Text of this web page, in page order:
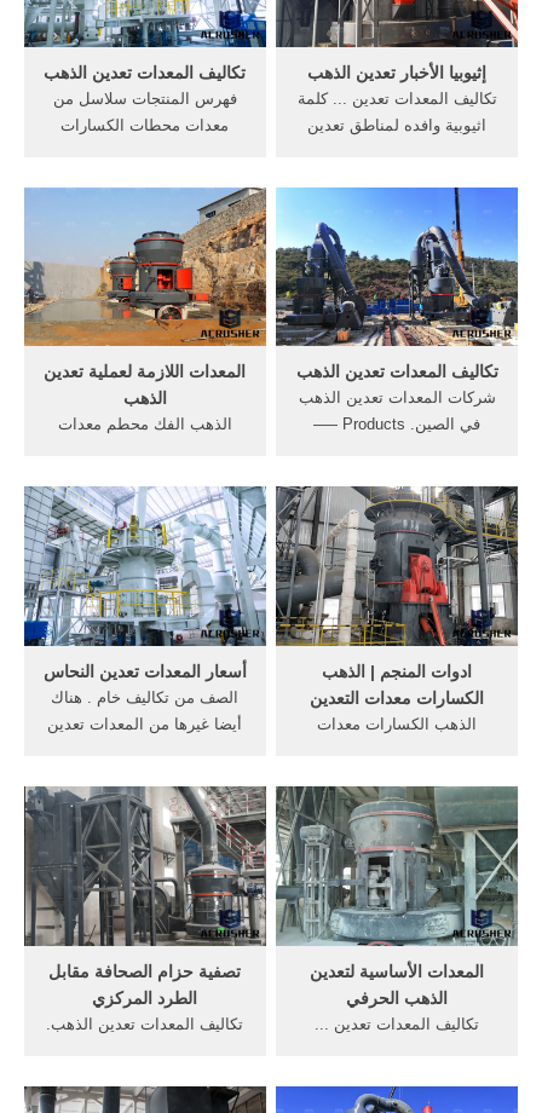
تكاليف المعدات تعدين الذهب
فهرس المنتجات سلاسل من
معدات محطات الكسارات
إثيوبيا الأخبار تعدين الذهب
تكاليف المعدات تعدين ... كلمة
اثيوبية وافده لمناطق تعدين
المعدات اللازمة لعملية تعدين
الذهب
الذهب الفك محطم معدات
لدينا معدات تعدين ...
تكاليف المعدات تعدين الذهب
شركات المعدات تعدين الذهب
في الصين. Products —–
أسعار المعدات تعدين النحاس
الصف من تكاليف خام . هناك
أيضا غيرها من المعدات تعدين
ادوات المنجم | الذهب
الكسارات معدات التعدين
الذهب الكسارات معدات
البروسيسور YouTube 7
حزيران ...
تصفية حزام الصحافة مقابل
الطرد المركزي
تكاليف المعدات تعدين الذهب.
الطرد ...
المعدات الأساسية لتعدين
الذهب الحرفي
تكاليف المعدات تعدين ...
الذهب... المعدات ...